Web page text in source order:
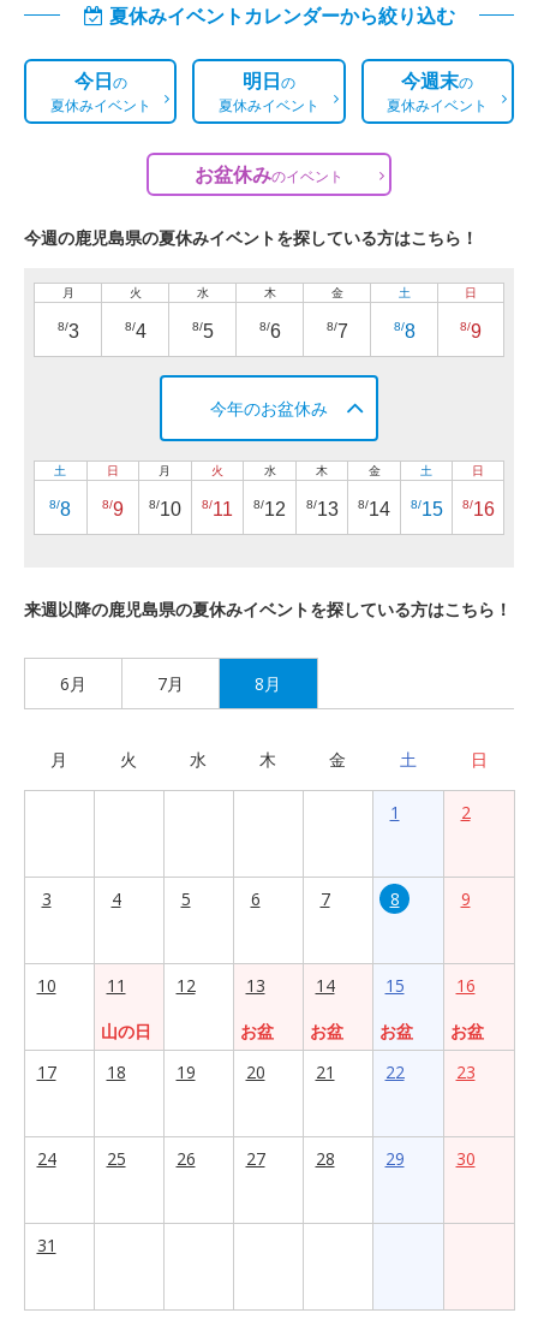
夏休みイベントカレンダーから絞り込む
今日の
夏休みイベント
明日の
夏休みイベント
今週末の
夏休みイベント
お盆休みのイベント
今週の鹿児島県の夏休みイベントを探している方はこちら！
月
8/3
火
8/4
水
8/5
木
8/6
金
8/7
土
8/8
日
8/9
今年のお盆休み
土
8/8
日
8/9
月
8/10
火
8/11
水
8/12
木
8/13
金
8/14
土
8/15
日
8/16
来週以降の鹿児島県の夏休みイベントを探している方はこちら！
6月 7月 8月
月 火 水 木 金 土 日
1 2
3 4 5 6 7 8 9
10
11
山の日
12
13
お盆
14
お盆
15
お盆
16
お盆
17
18 19 20 21 22 23
24 25 26 27 28 29 30
31